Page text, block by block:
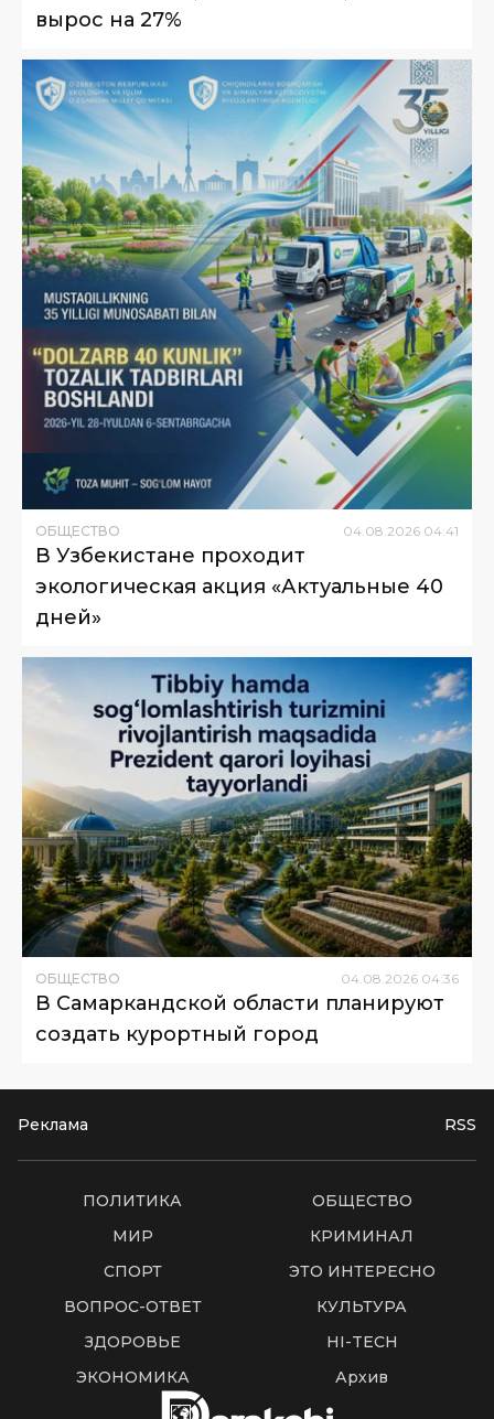
вырос на 27%
ОБЩЕСТВО 04.08.2026 04:41
В Узбекистане проходит
экологическая акция «Актуальные 40
дней»
ОБЩЕСТВО 04.08.2026 04:36
В Самаркандской области планируют
создать курортный город
Реклама RSS
ПОЛИТИКА
ОБЩЕСТВО
МИР
КРИМИНАЛ
СПОРТ
ЭТО ИНТЕРЕСНО
ВОПРОС-ОТВЕТ
КУЛЬТУРА
ЗДОРОВЬЕ
HI-TECH
ЭКОНОМИКА
Архив